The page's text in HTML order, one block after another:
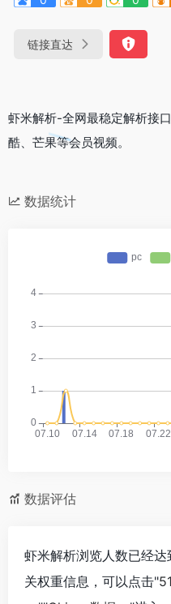
链接直达
虾米解析-全网最稳定解析接
酷、芒果等会员视频。
数据统计
数据评估
虾米解析浏览人数已经
关权重信息，可以点击"